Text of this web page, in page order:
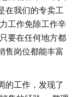
在我们的专卖工
工作免除工作辛
要在任何地方都
售岗位都能丰富
的工作，发现了